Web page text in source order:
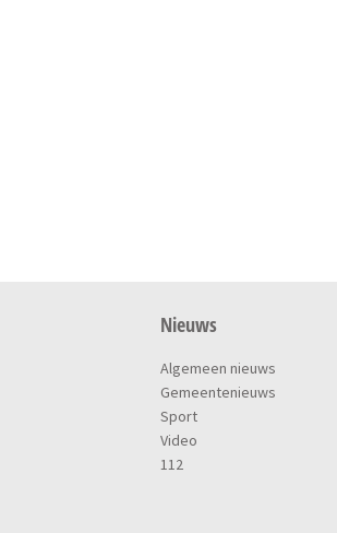
Nieuws
Algemeen nieuws
Gemeentenieuws
Sport
Video
112